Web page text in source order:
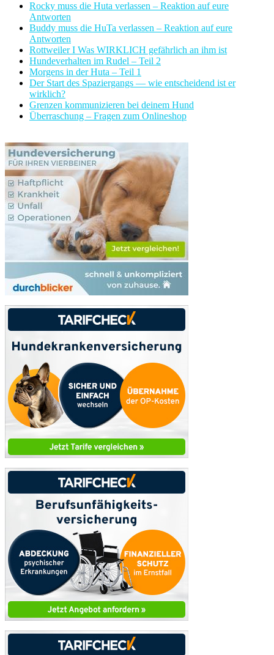
Rocky muss die Huta verlassen – Reaktion auf eure
Antworten
Buddy muss die HuTa verlassen – Reaktion auf eure
Antworten
Rottweiler I Was WIRKLICH gefährlich an ihm ist
Hundeverhalten im Rudel – Teil 2
Morgens in der Huta – Teil 1
Der Start des Spaziergangs — wie entscheidend ist er
wirklich?
Grenzen kommunizieren bei deinem Hund
Überraschung – Fragen zum Onlineshop